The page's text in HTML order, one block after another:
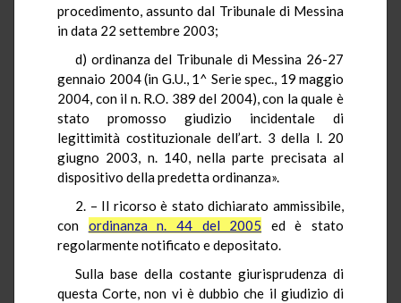
procedimento, assunto dal Tribunale di Messina
in data 22 settembre 2003;
d) ordinanza del Tribunale di Messina 26-27
gennaio 2004 (in G.U., 1^ Serie spec., 19 maggio
2004, con il n. R.O. 389 del 2004), con la quale è
stato promosso giudizio incidentale di
legittimità costituzionale dell’art. 3 della l. 20
giugno 2003, n. 140, nella parte precisata al
dispositivo della predetta ordinanza».
2. – Il ricorso è stato dichiarato ammissibile,
con ordinanza n. 44 del 2005 ed è stato
regolarmente notificato e depositato.
Sulla base della costante giurisprudenza di
questa Corte, non vi è dubbio che il giudizio di